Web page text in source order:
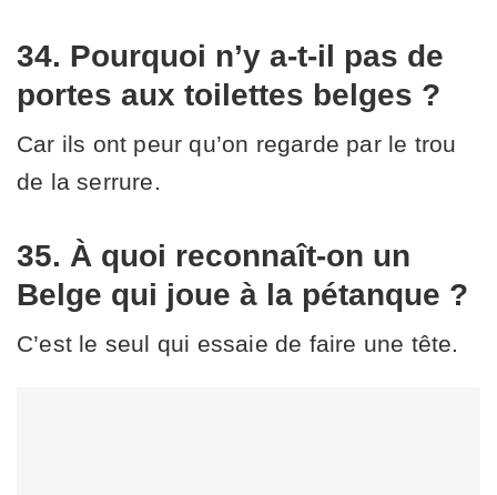
34. Pourquoi n’y a-t-il pas de
portes aux toilettes belges ?
Car ils ont peur qu’on regarde par le trou
de la serrure.
35. À quoi reconnaît-on un
Belge qui joue à la pétanque ?
C’est le seul qui essaie de faire une tête.